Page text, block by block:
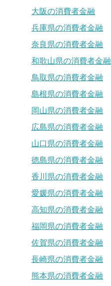
大阪の消費者金融
兵庫県の消費者金融
奈良県の消費者金融
和歌山県の消費者金融
鳥取県の消費者金融
島根県の消費者金融
岡山県の消費者金融
広島県の消費者金融
山口県の消費者金融
徳島県の消費者金融
香川県の消費者金融
愛媛県の消費者金融
高知県の消費者金融
福岡県の消費者金融
佐賀県の消費者金融
長崎県の消費者金融
熊本県の消費者金融